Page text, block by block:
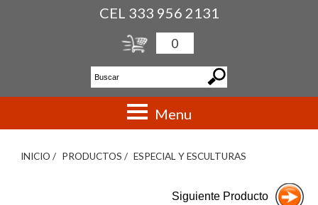
CEL 333 956 2131
0
Menu
INICIO / PRODUCTOS / ESPECIAL Y ESCULTURAS